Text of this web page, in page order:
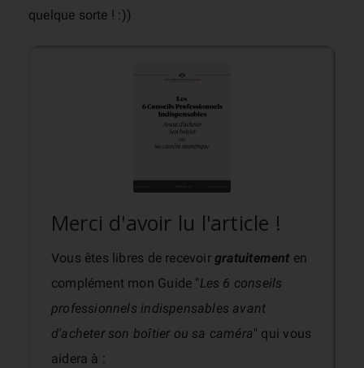
quelque sorte ! :))
Merci d'avoir lu l'article !
Vous êtes libres de recevoirgratuitement en
complément mon Guide "Les 6 conseils
professionnels indispensables avant
d'acheter son boîtier ou sa caméra" qui vous
aidera à :